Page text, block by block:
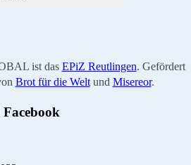
ist das EPiZ Reutlingen. Gefördert
Brot für die Weltund Misereor.
Facebook